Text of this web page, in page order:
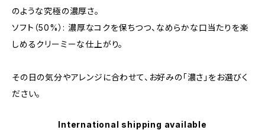
のような究極の濃厚さ。
ソフト（50%）: 濃厚なコクを保ちつつ、なめらかな口当たりを楽
しめるクリーミーな仕上がり。
その日の気分やアレンジに合わせて、お好みの「濃さ」をお選びく
ださい。
International shipping available